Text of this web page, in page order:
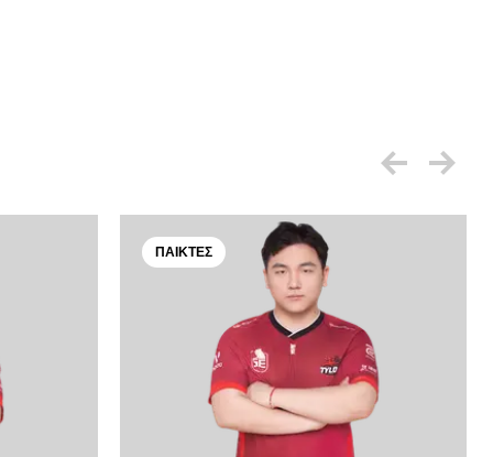
ΠΑΊΚΤΕΣ